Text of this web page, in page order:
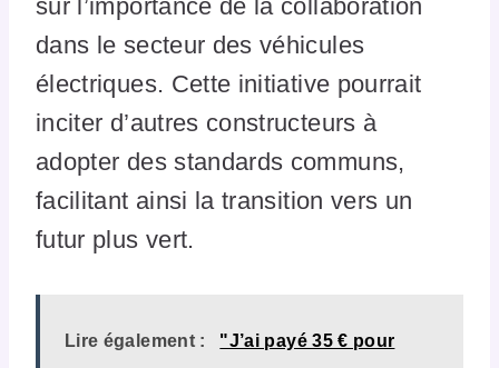
sur l’importance de la collaboration
dans le secteur des véhicules
électriques. Cette initiative pourrait
inciter d’autres constructeurs à
adopter des standards communs,
facilitant ainsi la transition vers un
futur plus vert.
Lire également : "J’ai payé 35 € pour